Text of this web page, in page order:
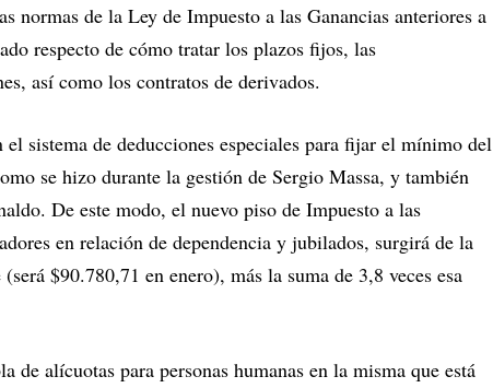
normas de la Ley de Impuesto a las Ganancias anteriores a
respecto de cómo tratar los plazos fijos, las
así como los contratos de derivados.
el sistema de deducciones especiales para fijar el mínimo del
se hizo durante la gestión de Sergio Massa, y también
De este modo, el nuevo piso de Impuesto a las
en relación de dependencia y jubilados, surgirá de la
$90.780,71 en enero), más la suma de 3,8 veces esa
de alícuotas para personas humanas en la misma que está